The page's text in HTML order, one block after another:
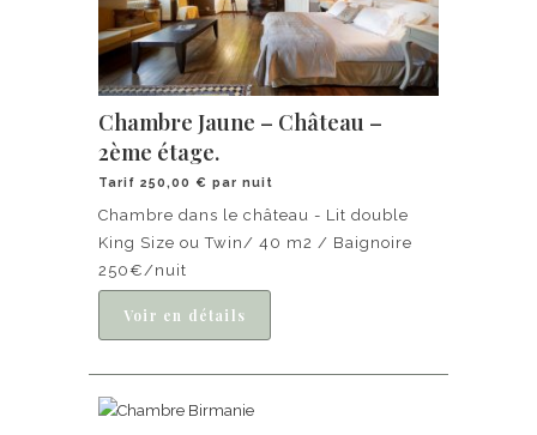
Chambre Jaune – Château –
2ème étage.
Tarif 250,00 € par nuit
Chambre dans le château - Lit double
King Size ou Twin/ 40 m2 / Baignoire
250€/nuit